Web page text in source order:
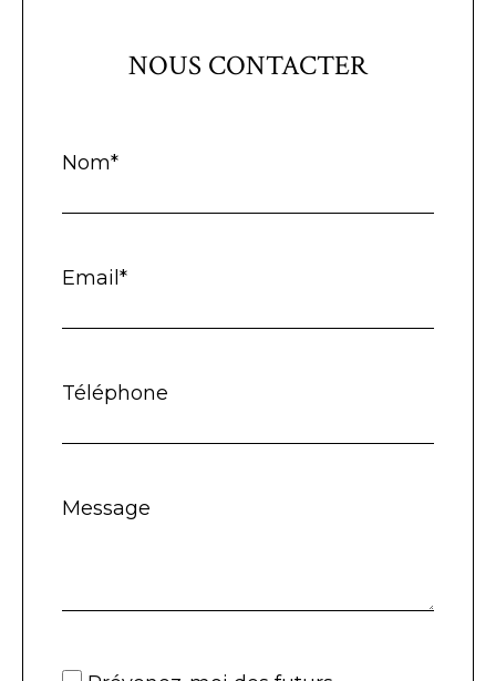
NOUS CONTACTER
Nom*
Email*
Téléphone
Message